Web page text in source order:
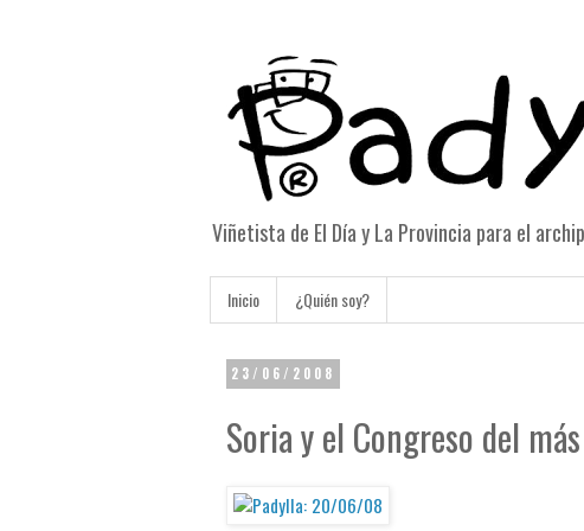
Viñetista de El Día y La Provincia para el
Inicio ¿Quién soy?
23/06/2008
Soria y el Congreso del